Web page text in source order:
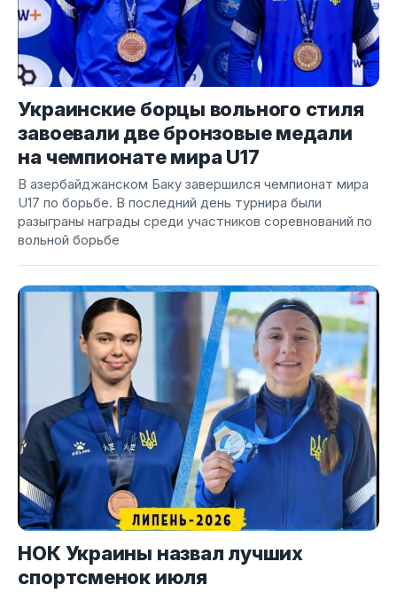
Украинские борцы вольного стиля
завоевали две бронзовые медали
на чемпионате мира U17
В азербайджанском Баку завершился чемпионат мира
U17 по борьбе. В последний день турнира были
разыграны награды среди участников соревнований по
вольной борьбе
НОК Украины назвал лучших
спортсменок июля